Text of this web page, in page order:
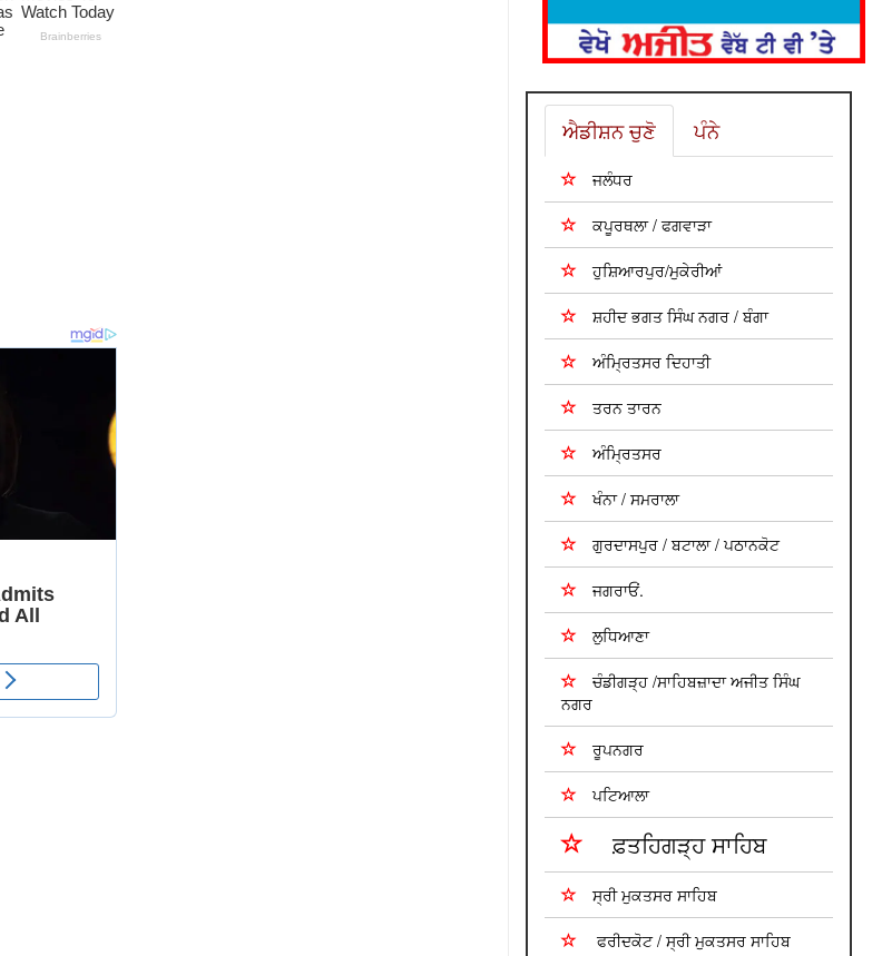
ਐਡੀਸ਼ਨ ਚੁਣੋ ਪੰਨੇ
ਜਲੰਧਰ
ਕਪੂਰਥਲਾ / ਫਗਵਾੜਾ
ਹੁਸ਼ਿਆਰਪੁਰ/ਮੁਕੇਰੀਆਂ
ਸ਼ਹੀਦ ਭਗਤ ਸਿੰਘ ਨਗਰ / ਬੰਗਾ
ਅੰਮ੍ਰਿਤਸਰ ਦਿਹਾਤੀ
ਤਰਨ ਤਾਰਨ
ਅੰਮ੍ਰਿਤਸਰ
ਖੰਨਾ / ਸਮਰਾਲਾ
ਗੁਰਦਾਸਪੁਰ / ਬਟਾਲਾ / ਪਠਾਨਕੋਟ
ਜਗਰਾਓਂ.
ਲੁਧਿਆਣਾ
ਚੰਡੀਗੜ੍ਹ /ਸਾਹਿਬਜ਼ਾਦਾ ਅਜੀਤ ਸਿੰਘ
ਨਗਰ
ਰੂਪਨਗਰ
ਪਟਿਆਲਾ
ਫ਼ਤਹਿਗੜ੍ਹ ਸਾਹਿਬ
ਸ੍ਰੀ ਮੁਕਤਸਰ ਸਾਹਿਬ
ਫਰੀਦਕੋਟ / ਸ੍ਰੀ ਮੁਕਤਸਰ ਸਾਹਿਬ